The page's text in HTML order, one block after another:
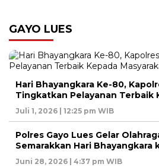
GAYO LUES
Hari Bhayangkara Ke-80,
Tingkatkan Pelayanan Terbaik
Juli 1, 2026 | 12:25 pm WIB
Polres Gayo Lues Gelar
Semarakkan Hari Bhayangkara
Juni 28, 2026 | 4:37 pm WIB